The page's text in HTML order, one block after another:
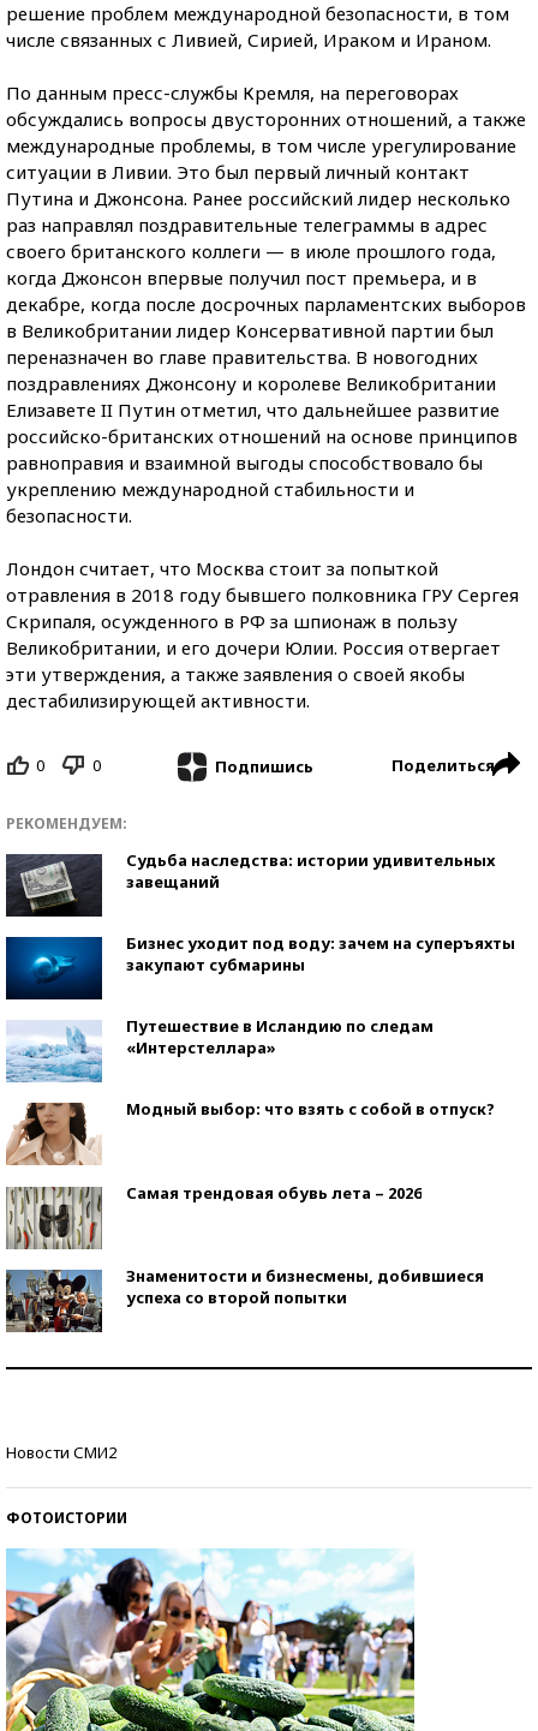
решение проблем международной безопасности, в том
числе связанных с Ливией, Сирией, Ираком и Ираном.
По данным пресс-службы Кремля, на переговорах
обсуждались вопросы двусторонних отношений, а также
международные проблемы, в том числе урегулирование
ситуации в Ливии. Это был первый личный контакт
Путина и Джонсона. Ранее российский лидер несколько
раз направлял поздравительные телеграммы в адрес
своего британского коллеги — в июле прошлого года,
когда Джонсон впервые получил пост премьера, и в
декабре, когда после досрочных парламентских выборов
в Великобритании лидер Консервативной партии был
переназначен во главе правительства. В новогодних
поздравлениях Джонсону и королеве Великобритании
Елизавете II Путин отметил, что дальнейшее развитие
российско-британских отношений на основе принципов
равноправия и взаимной выгоды способствовало бы
укреплению международной стабильности и
безопасности.
Лондон считает, что Москва стоит за попыткой
отравления в 2018 году бывшего полковника ГРУ Сергея
Скрипаля, осужденного в РФ за шпионаж в пользу
Великобритании, и его дочери Юлии. Россия отвергает
эти утверждения, а также заявления о своей якобы
дестабилизирующей активности.
0 0 Подпишись Поделиться
РЕКОМЕНДУЕМ:
Судьба наследства: истории удивительных
завещаний
Бизнес уходит под воду: зачем на суперъяхты
закупают субмарины
Путешествие в Исландию по следам
«Интерстеллара»
Модный выбор: что взять с собой в отпуск?
Самая трендовая обувь лета – 2026
Знаменитости и бизнесмены, добившиеся
успеха со второй попытки
Новости СМИ2
ФОТОИСТОРИИ